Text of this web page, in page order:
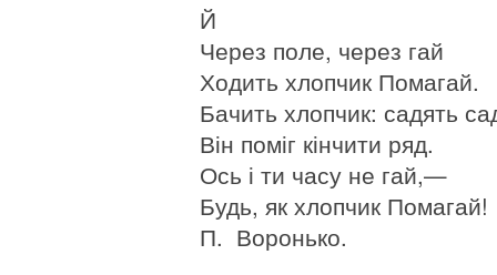
Й
Через поле, через гай
Ходить хлопчик Помагай.
Бачить хлопчик: садять
Він поміг кінчити ряд.
Ось і ти часу не гай,—
Будь, як хлопчик Помагай!
П. Воронько.